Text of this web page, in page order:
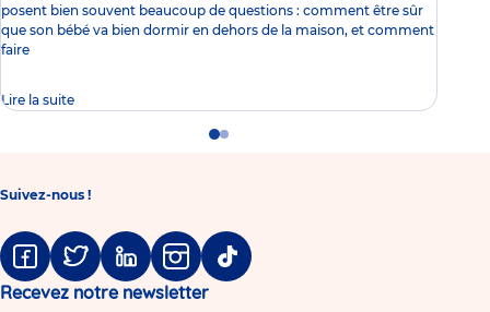
posent bien souvent beaucoup de questions : comment être sûr
que son bébé va bien dormir en dehors de la maison, et comment
faire
Lire la suite
GoGo
Suivez-nous !
FacebookTwitter LinkedinInstagramTiktok
Recevez notre newsletter